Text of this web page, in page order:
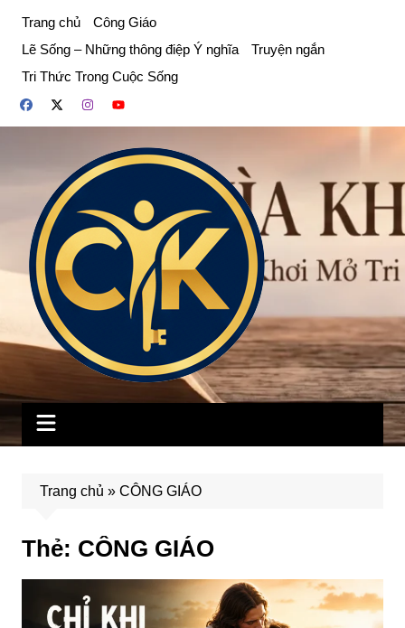
phần
dung
Trang chủ
Công Giáo
Lẽ Sống – Những thông điệp Ý nghĩa
Truyện ngắn
Tri Thức Trong Cuộc Sống
Trang chủ » CÔNG GIÁO
Thẻ: CÔNG GIÁO